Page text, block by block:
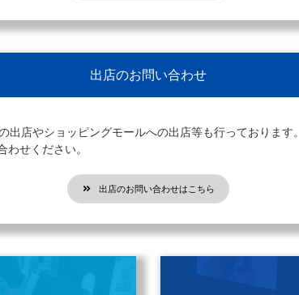
出店のお問い合わせ
出店やショッピングモールへの出店等も行っております。
せください。
出店のお問い合わせはこちら